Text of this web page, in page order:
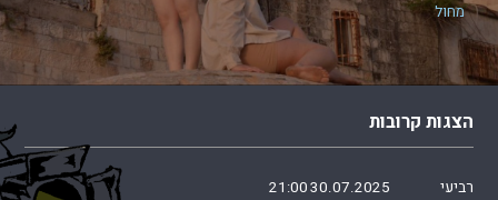
מחול
הצגות קרובות
רביעי 30.07.2025
21:00